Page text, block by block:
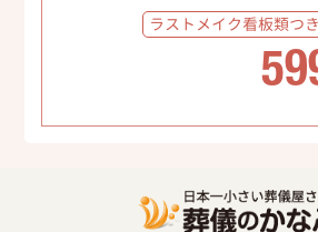
ラストメイク看板類つき